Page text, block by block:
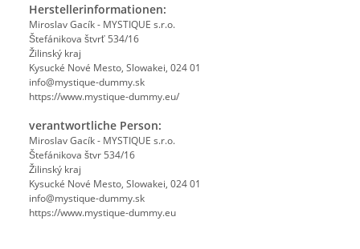
Herstellerinformationen:
Miroslav Gacík - MYSTIQUE s.r.o.
Štefánikova štvrť 534/16
Žilinský kraj
Kysucké Nové Mesto, Slowakei, 024 01
info@mystique-dummy.sk
https://www.mystique-dummy.eu/
verantwortliche Person:
Miroslav Gacík - MYSTIQUE s.r.o.
Štefánikova štvr 534/16
Žilinský kraj
Kysucké Nové Mesto, Slowakei, 024 01
info@mystique-dummy.sk
https://www.mystique-dummy.eu